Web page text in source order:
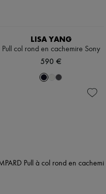
LISA YANG
Pull col rond en cachemire Sony
590 €